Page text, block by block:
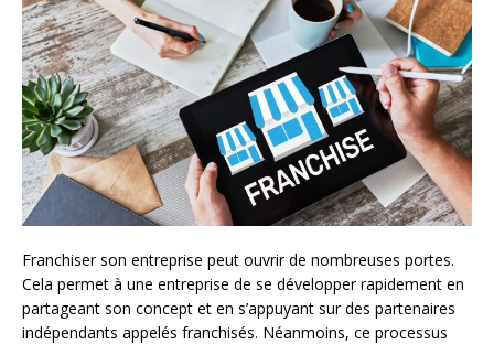
Franchiser son entreprise peut ouvrir de nombreuses portes.
Cela permet à une entreprise de se développer rapidement en
partageant son concept et en s’appuyant sur des partenaires
indépendants appelés franchisés. Néanmoins, ce processus